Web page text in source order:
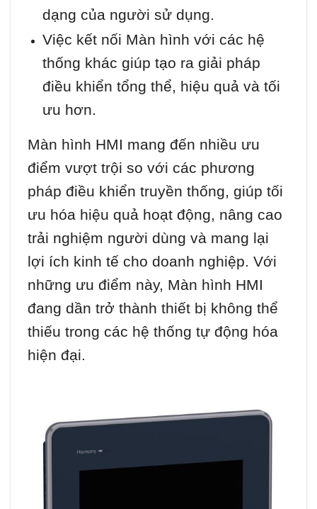
dạng của người sử dụng.
Việc kết nối Màn hình với các hệ
thống khác giúp tạo ra giải pháp
điều khiển tổng thể, hiệu quả và tối
ưu hơn.
Màn hình HMI mang đến nhiều ưu
điểm vượt trội so với các phương
pháp điều khiển truyền thống, giúp tối
ưu hóa hiệu quả hoạt động, nâng cao
trải nghiệm người dùng và mang lại
lợi ích kinh tế cho doanh nghiệp. Với
những ưu điểm này, Màn hình HMI
đang dần trở thành thiết bị không thể
thiếu trong các hệ thống tự động hóa
hiện đại.